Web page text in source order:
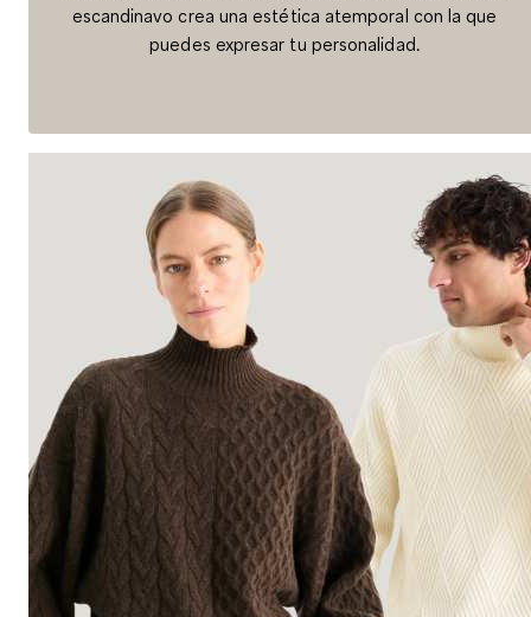
escandinavo crea una estética atemporal con la que
puedes expresar tu personalidad.